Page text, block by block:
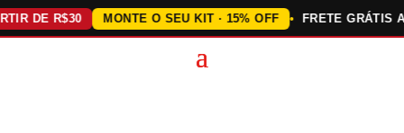
R$30 MONTE O SEU KIT · 15% OFF FRETE GRÁTIS